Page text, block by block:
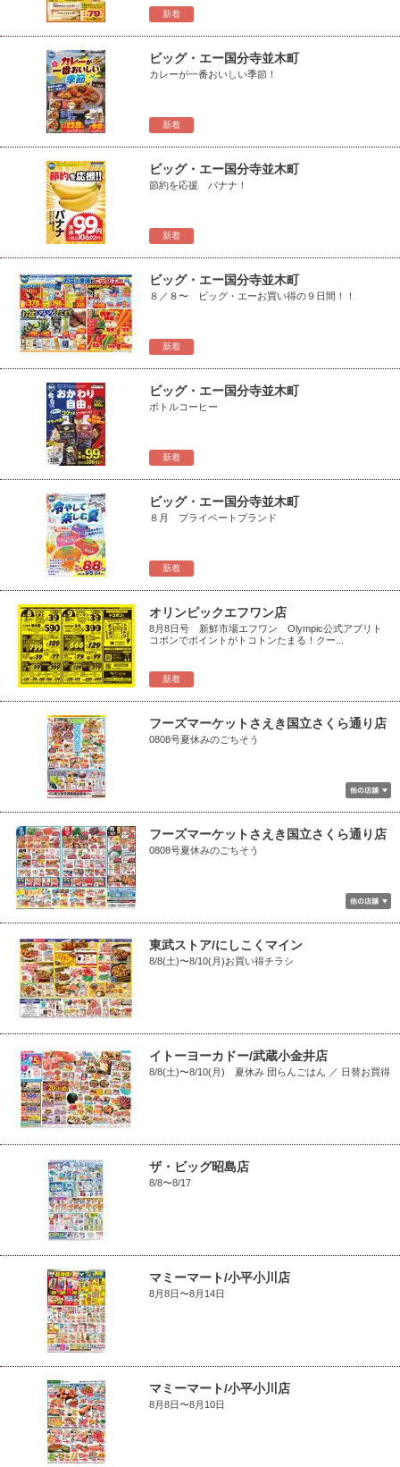
新着
新着
ビッグ・エー国分寺並木町
カレーが一番おいしい季節！
新着
ビッグ・エー国分寺並木町
節約を応援 バナナ！
新着
ビッグ・エー国分寺並木町
８／８〜 ビッグ・エーお買い得の９日間！！
新着
ビッグ・エー国分寺並木町
ボトルコーヒー
新着
ビッグ・エー国分寺並木町
８月 プライベートブランド
新着
オリンピックエフワン店
8月8日号 新鮮市場エフワン Olympic公式アプリト
コポンでポイントがトコトンたまる！クー...
フーズマーケットさえき国立さくら通り店
0808号夏休みのごちそう
フーズマーケットさえき国立さくら通り店
0808号夏休みのごちそう
東武ストア/にしこくマイン
8/8(土)〜8/10(月)お買い得チラシ
イトーヨーカドー/武蔵小金井店
8/8(土)〜8/10(月) 夏休み 団らんごはん ／ 日替お買得
ザ・ビッグ昭島店
8/8〜8/17
マミーマート/小平小川店
8月8日〜8月14日
マミーマート/小平小川店
8月8日〜8月10日